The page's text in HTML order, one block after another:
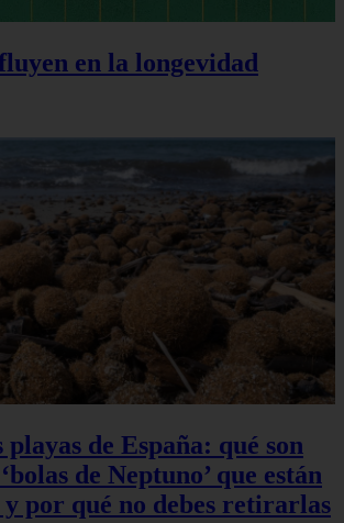
en la longevidad
de España: qué son
de Neptuno’ que están
por qué no debes retirarlas